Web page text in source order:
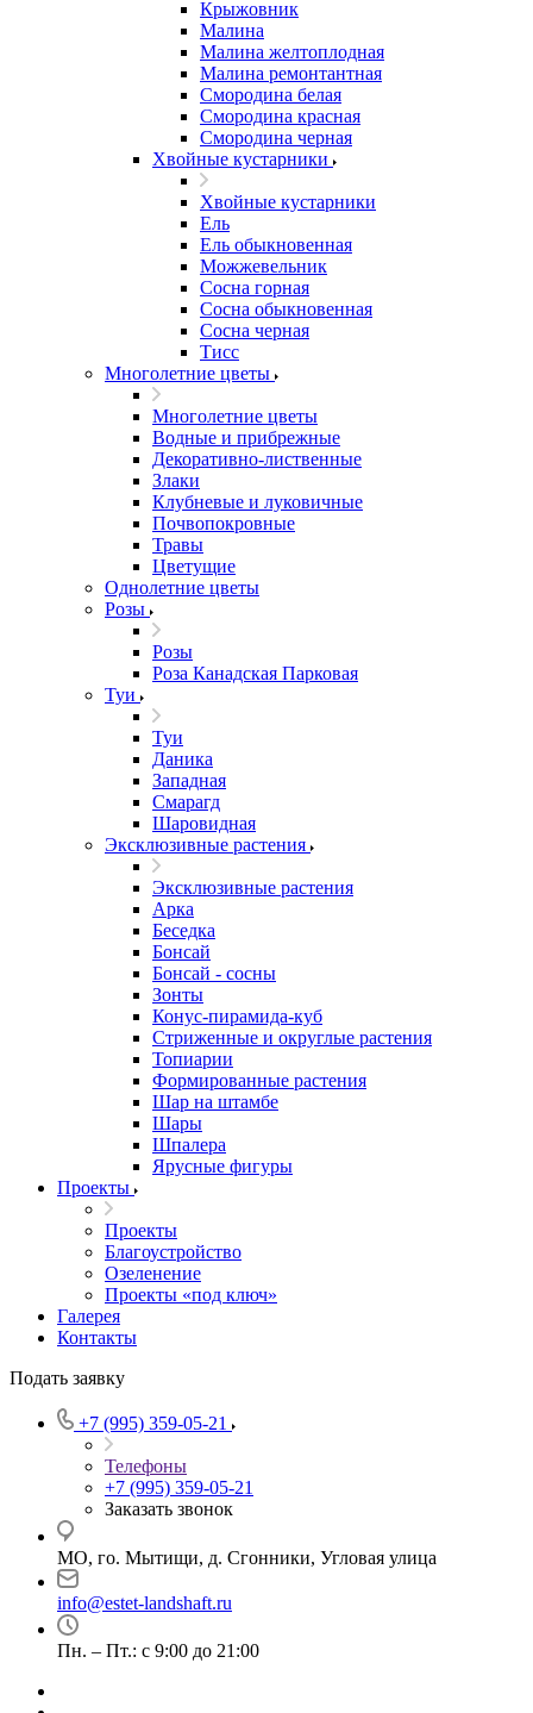
Крыжовник
Малина
Малина желтоплодная
Малина ремонтантная
Смородина белая
Смородина красная
Смородина черная
Хвойные кустарники
Хвойные кустарники
Ель
Ель обыкновенная
Можжевельник
Сосна горная
Сосна обыкновенная
Сосна черная
Тисс
Многолетние цветы
Многолетние цветы
Водные и прибрежные
Декоративно-лиственные
Злаки
Клубневые и луковичные
Почвопокровные
Травы
Цветущие
Однолетние цветы
Розы
Розы
Роза Канадская Парковая
Туи
Туи
Даника
Западная
Смарагд
Шаровидная
Эксклюзивные растения
Эксклюзивные растения
Арка
Беседка
Бонсай
Бонсай - сосны
Зонты
Конус-пирамида-куб
Стриженные и округлые растения
Топиарии
Формированные растения
Шар на штамбе
Шары
Шпалера
Ярусные фигуры
Проекты
Проекты
Благоустройство
Озеленение
Проекты «под ключ»
Галерея
Контакты
Подать заявку
+7 (995) 359-05-21
Телефоны
+7 (995) 359-05-21
Заказать звонок
МО, го. Мытищи, д. Сгонники, Угловая улица
info@estet-landshaft.ru
Пн. – Пт.: с 9:00 до 21:00